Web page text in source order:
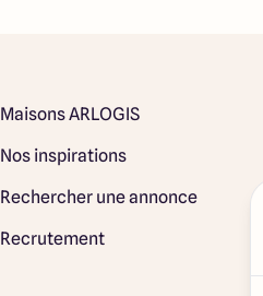
Maisons ARLOGIS
Nos inspirations
Rechercher une annonce
Recrutement